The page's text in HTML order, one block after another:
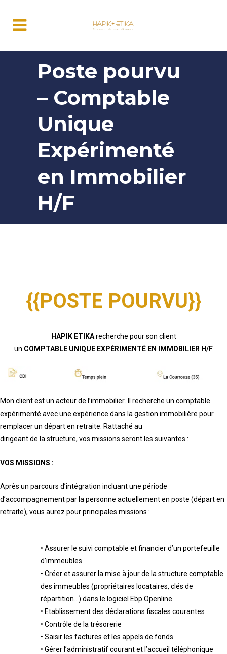
Poste pourvu
– Comptable
Unique
Expérimenté
en Immobilier
H/F
{{POSTE POURVU}}
HAPIK ETIKArecherche pour son client
un COMPTABLE UNIQUE EXPÉRIMENTÉ EN IMMOBILIER H/F
Mon client est un acteur de l’immobilier
recherche un comptable
expérimenté avec une expérience dans la gestion immobilière pour
remplacer un départ en retraite . Rattaché au
dirigeant de la structure, vos missions seront les suivantes :
VOS MISSIONS :
Après un parcours d’intégration incluant une période
d’accompagnement par la personne actuellement en poste (départ en
retraite), vous aurez pour principales missions :
• Assurer le suivi comptable et financier d’un portefeuille
d’immeubles
• Créer et assurer la mise à jour de la structure comptable
des immeubles (propriétaires locataires, clés de
répartition…) dans le logiciel Ebp Openline
• Etablissement des déclarations fiscales courantes
• Contrôle de la trésorerie
• Saisir les factures et les appels de fonds
• Gérer l’administratif courantet l’accueil téléphonique